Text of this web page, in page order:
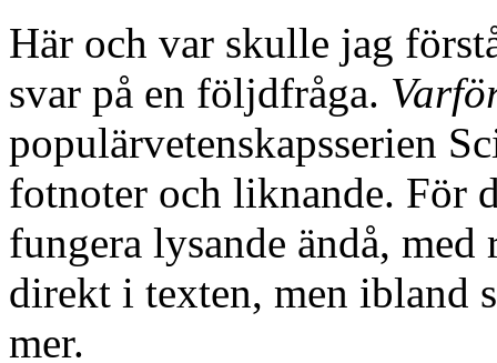
Här och var skulle jag
svar på en följdfråga.
populärvetenskapsserien
fotnoter och liknande. För
fungera lysande ändå,
direkt i texten, men ibland
mer.